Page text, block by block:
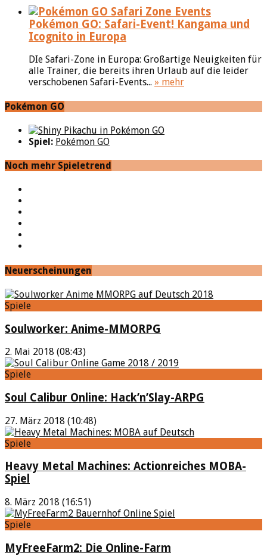
Pokémon GO: Safari-Event! Kangama und
Icognito in Europa
DIe Safari-Zone in Europa: Großartige Neuigkeiten für
alle Trainer, die bereits ihren Urlaub auf die leider
verschobenen Safari-Events... » mehr
Pokémon GO
Spiel: Pokémon GO
Noch mehr Spieletrend
Neuerscheinungen
Spiele
Soulworker: Anime-MMORPG
2. Mai 2018 (08:43)
Spiele
Soul Calibur Online: Hack’n’Slay-ARPG
27. März 2018 (10:48)
Spiele
Heavy Metal Machines: Actionreiches MOBA-
Spiel
8. März 2018 (16:51)
Spiele
MyFreeFarm2: Die Online-Farm